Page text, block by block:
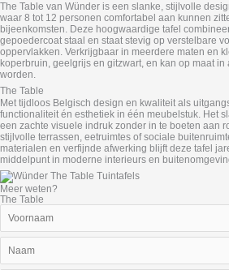
The Table van Wünder is een slanke, stijlvolle
waar 8 tot 12 personen comfortabel aan kunnen
bijeenkomsten. Deze hoogwaardige tafel
gepoedercoat staal en staat stevig op verstelbare
oppervlakken. Verkrijgbaar in meerdere maten en
koperbruin, geelgrijs en gitzwart, en kan op maat in
worden.
The Table
Met tijdloos Belgisch design en kwaliteit als
functionaliteit én esthetiek in één meubelstuk. Het
een zachte visuele indruk zonder in te boeten aan
stijlvolle terrassen, eetruimtes of sociale
materialen en verfijnde afwerking blijft deze tafel
middelpunt in moderne interieurs en
Meer weten?
The Table